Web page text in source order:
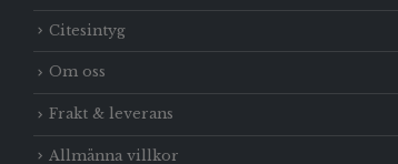
Citesintyg
Om oss
Frakt & leverans
Allmänna villkor